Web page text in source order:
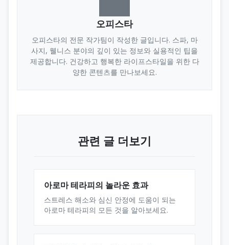
오피스타
오피스타의 전문 작가팀이 작성한 글입니다. 스파, 마
사지, 웰니스 분야의 깊이 있는 정보와 실용적인 팁을
제공합니다. 건강하고 행복한 라이프스타일을 위한 다
양한 콘텐츠를 만나보세요.
관련 글 더보기
아로마 테라피의 놀라운 효과
스트레스 해소와 심신 안정에 도움이 되는
아로마 테라피의 모든 것을 알아보세요.